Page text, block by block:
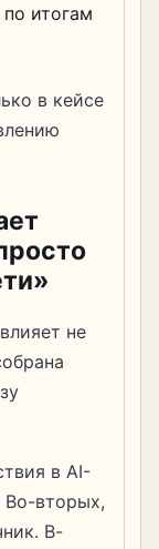
итогам
в кейсе
не
в AI-
Во-вторых,
В-